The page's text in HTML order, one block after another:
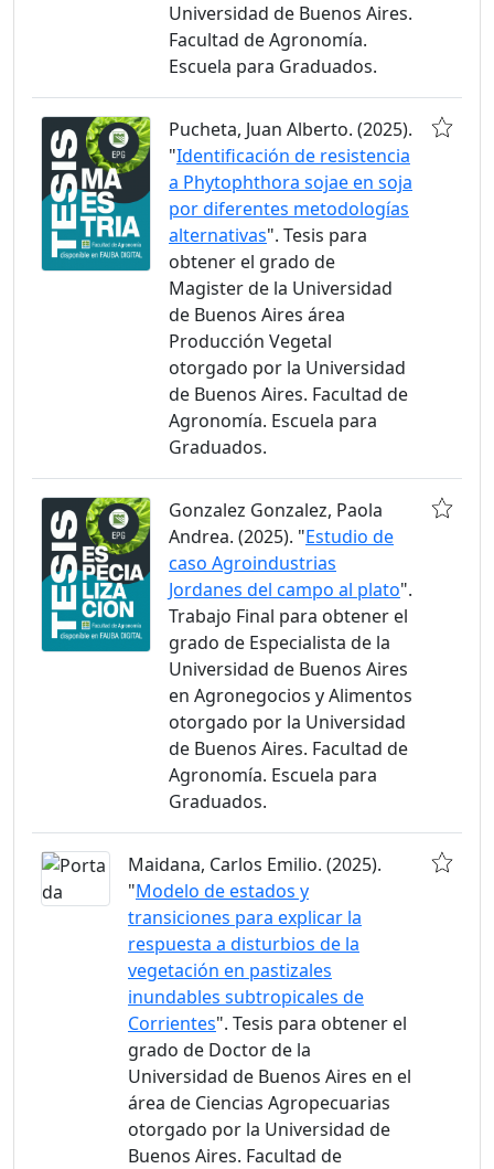
Universidad de Buenos Aires.
Facultad de Agronomía.
Escuela para Graduados.
Pucheta, Juan Alberto. (2025).
"Identificación de resistencia
a Phytophthora sojae en soja
por diferentes metodologías
alternativas". Tesis para
obtener el grado de
Magister de la Universidad
de Buenos Aires área
Producción Vegetal
otorgado por la Universidad
de Buenos Aires. Facultad de
Agronomía. Escuela para
Graduados.
Gonzalez Gonzalez, Paola
Andrea. (2025). "Estudio de
caso Agroindustrias
Jordanes del campo al plato".
Trabajo Final para obtener el
grado de Especialista de la
Universidad de Buenos Aires
en Agronegocios y Alimentos
otorgado por la Universidad
de Buenos Aires. Facultad de
Agronomía. Escuela para
Graduados.
Maidana, Carlos Emilio. (2025).
"Modelo de estados y
transiciones para explicar la
respuesta a disturbios de la
vegetación en pastizales
inundables subtropicales de
Corrientes". Tesis para obtener el
grado de Doctor de la
Universidad de Buenos Aires en el
área de Ciencias Agropecuarias
otorgado por la Universidad de
Buenos Aires. Facultad de